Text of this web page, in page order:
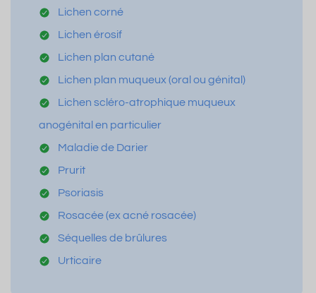
Lichen corné
Lichen érosif
Lichen plan cutané
Lichen plan muqueux (oral ou génital)
Lichen scléro-atrophique muqueux
anogénital en particulier
Maladie de Darier
Prurit
Psoriasis
Rosacée (ex acné rosacée)
Séquelles de brûlures
Urticaire